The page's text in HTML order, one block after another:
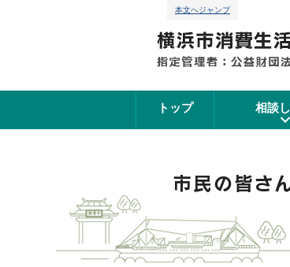
本文へジャンプ
トップ 相談